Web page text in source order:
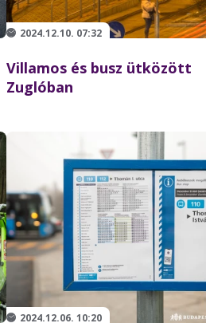
2024.12.10. 07:32
Villamos és busz ütközött
Zuglóban
2024.12.06. 10:20